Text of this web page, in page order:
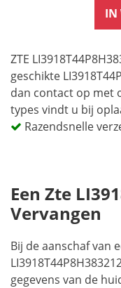
IN
ZTE
geschikte
dan contact op met
types vindt u bij
Razendsnelle
Een Zte
Vervangen
Bij de aanschaf van
gegevens van de